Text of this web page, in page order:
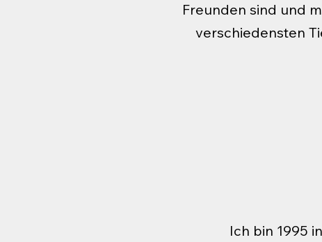
Freunden sind und
verschiedensten
Ich bin 1995